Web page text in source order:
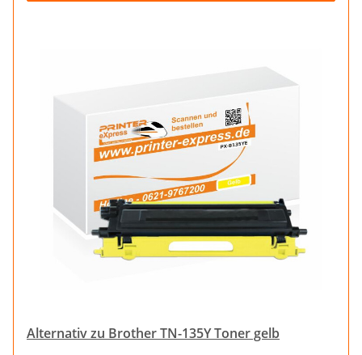
Alternativ zu Brother TN-135Y Toner gelb